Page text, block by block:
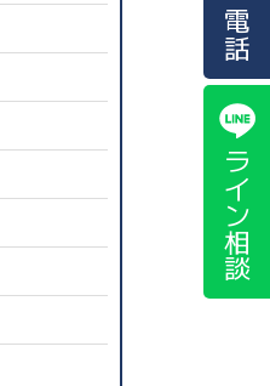
電話
ライン相談